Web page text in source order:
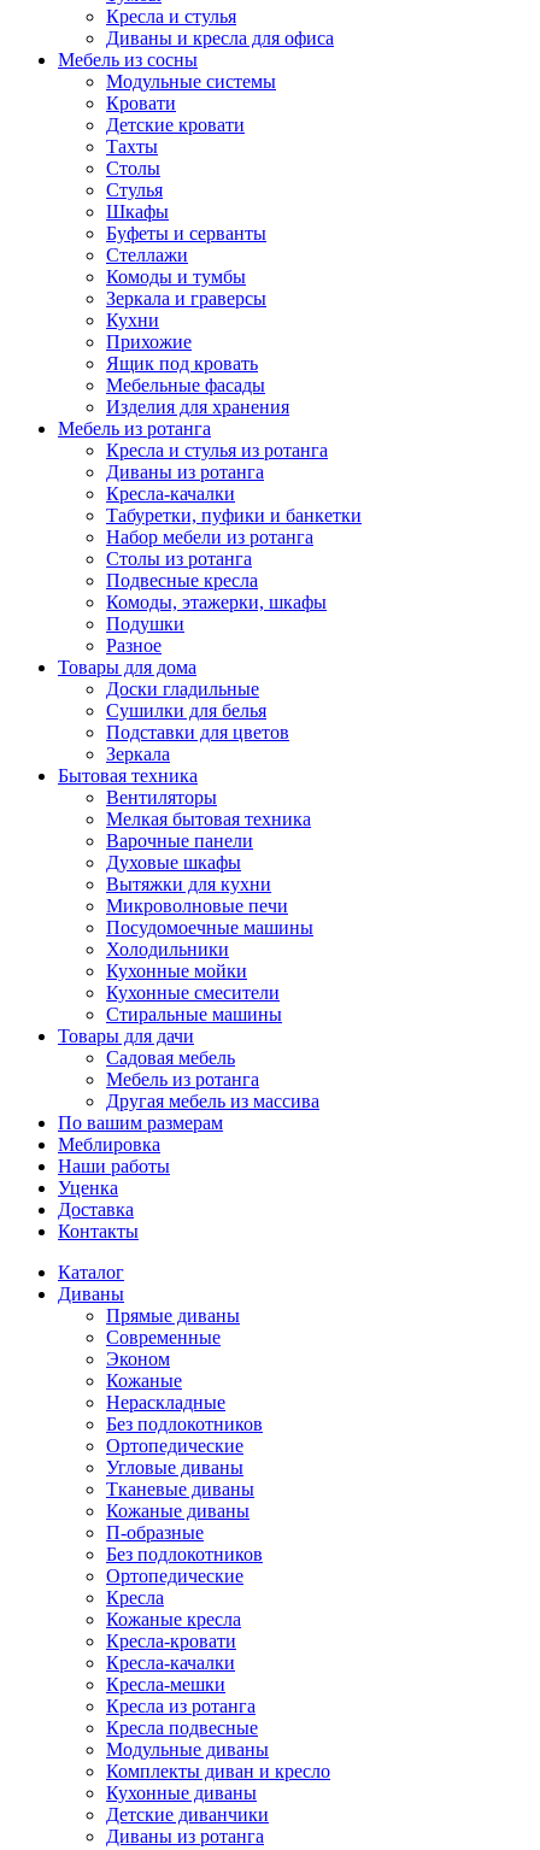
Кресла и стулья
Диваны и кресла для офиса
Мебель из сосны
Модульные системы
Кровати
Детские кровати
Тахты
Столы
Стулья
Шкафы
Буфеты и серванты
Стеллажи
Комоды и тумбы
Зеркала и граверсы
Кухни
Прихожие
Ящик под кровать
Мебельные фасады
Изделия для хранения
Мебель из ротанга
Кресла и стулья из ротанга
Диваны из ротанга
Кресла-качалки
Табуретки, пуфики и банкетки
Набор мебели из ротанга
Столы из ротанга
Подвесные кресла
Комоды, этажерки, шкафы
Подушки
Разное
Товары для дома
Доски гладильные
Сушилки для белья
Подставки для цветов
Зеркала
Бытовая техника
Вентиляторы
Мелкая бытовая техника
Варочные панели
Духовые шкафы
Вытяжки для кухни
Микроволновые печи
Посудомоечные машины
Холодильники
Кухонные мойки
Кухонные смесители
Стиральные машины
Товары для дачи
Садовая мебель
Мебель из ротанга
Другая мебель из массива
По вашим размерам
Меблировка
Наши работы
Уценка
Доставка
Контакты
Каталог
Диваны
Прямые диваны
Современные
Эконом
Кожаные
Нераскладные
Без подлокотников
Ортопедические
Угловые диваны
Тканевые диваны
Кожаные диваны
П-образные
Без подлокотников
Ортопедические
Кресла
Кожаные кресла
Кресла-кровати
Кресла-качалки
Кресла-мешки
Кресла из ротанга
Кресла подвесные
Модульные диваны
Комплекты диван и кресло
Кухонные диваны
Детские диванчики
Диваны из ротанга